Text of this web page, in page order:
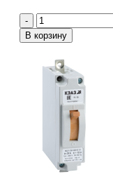
-
В корзину